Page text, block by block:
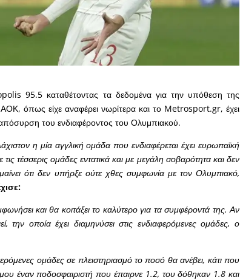
95.5 καταθέτοντας τα δεδομένα για την υπόθεση της
όπως είχε αναφέρει νωρίτερα και το Metrosport.gr, έχει
του ενδιαφέροντος του Ολυμπιακού.
η μία αγγλική ομάδα που ενδιαφέρεται έχει ευρωπαϊκή
τέσσερις ομάδες εντατικά και με μεγάλη σοβαρότητα και δεν
ότι δεν υπήρξε ούτε χθες συμφωνία με τον Ολυμπιακό,
και θα κοιτάξει το καλύτερο για τα συμφέροντά της. Αν
την οποία έχει διαμηνύσει στις ενδιαφερόμενες ομάδες, ο
ομάδες σε πλειστηριασμό το ποσό θα ανέβει, κάτι που
έναν ποδοσφαιριστή που έπαιρνε 1.2, του δόθηκαν 1.8 και